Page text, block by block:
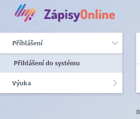
Příhlášení
Přihlášení do systému
Výuka